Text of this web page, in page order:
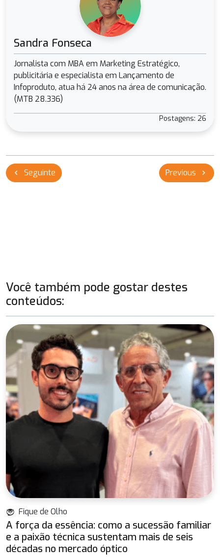
Sandra Fonseca
Jornalista com MBA em Marketing Estratégico,
publicitária e especialista em Lançamento de
Infoproduto, atua há 24 anos na área de comunicação.
(MTB 28.336)
Postagens: 26
Navegação
de
Previous chevron_right
chevron_left Seguinte
Você também pode gostar destes
conteúdos:
Fique de Olho
A força da essência: como a sucessão familiar
e a paixão técnica sustentam mais de seis
décadas no mercado óptico